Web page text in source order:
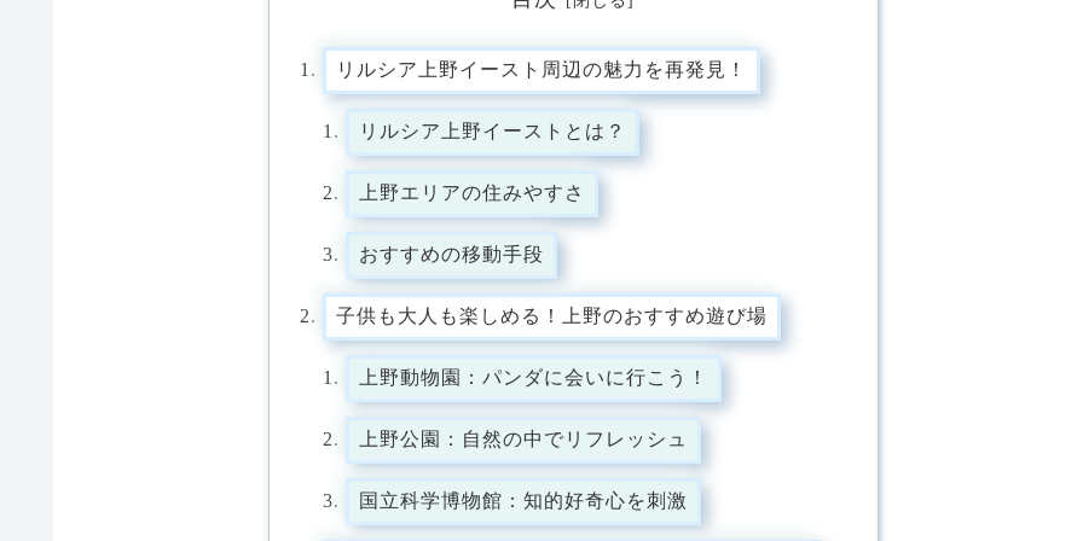
リルシア上野イースト周辺の魅力を再発見！
リルシア上野イーストとは？
上野エリアの住みやすさ
おすすめの移動手段
子供も大人も楽しめる！上野のおすすめ遊び場
上野動物園：パンダに会いに行こう！
上野公園：自然の中でリフレッシュ
国立科学博物館：知的好奇心を刺激